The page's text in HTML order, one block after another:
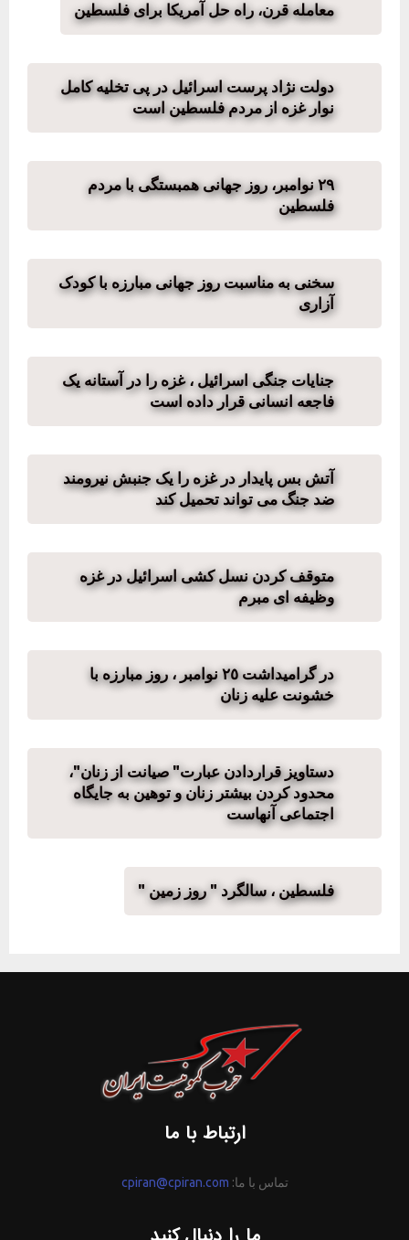
معامله قرن، راه حل آمریکا برای فلسطین
دولت نژاد پرست اسرائیل در پی تخلیه کامل
نوار غزه از مردم فلسطین است
۲۹ نوامبر، روز جهانی همبستگی با مردم
فلسطین
سخنی به مناسبت روز جهانی مبارزه با کودک
آزاری
جنایات جنگی اسرائیل ، غزه را در آستانه یک
فاجعه انسانی قرار داده است
آتش بس پایدار در غزه را یک جنبش نیرومند
ضد جنگ می تواند تحمیل کند
متوقف کردن نسل کشی اسرائیل در غزه
وظیفه ای مبرم
در گرامیداشت ٢٥ نوامبر ، روز مبارزە با
خشونت علیە زنان
دستاویز قراردادن عبارت" صیانت از زنان"،
محدود کردن بیشتر زنان و توهین به جایگاه
اجتماعی آنهاست
فلسطین ، سالگرد " روز زمین "
ارتباط با ما
تماس با ما: cpiran@cpiran.com